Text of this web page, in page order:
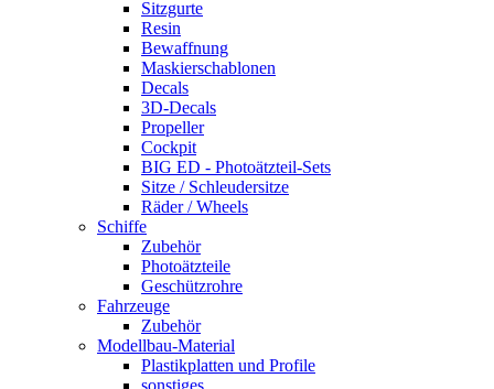
Sitzgurte
Resin
Bewaffnung
Maskierschablonen
Decals
3D-Decals
Propeller
Cockpit
BIG ED - Photoätzteil-Sets
Sitze / Schleudersitze
Räder / Wheels
Schiffe
Zubehör
Photoätzteile
Geschützrohre
Fahrzeuge
Zubehör
Modellbau-Material
Plastikplatten und Profile
sonstiges